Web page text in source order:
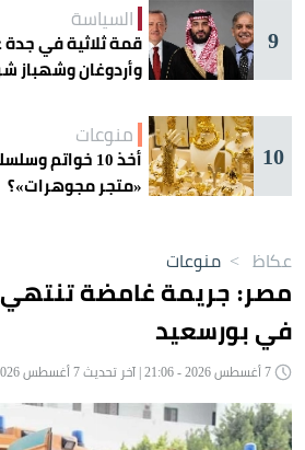
9
السياسة
قمة ثلاثية في
وأردوغان وشهباز
10
منوعات
أخذ 10 خواتم
«متجر مجوهرات»؟
عكاظ > منوعات
مصر: جريمة غامضة
في بورسعيد